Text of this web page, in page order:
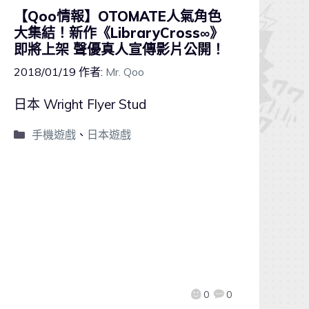
【Qoo情報】OTOMATE人氣角色
大集結！新作《LibraryCross∞》
即將上架 聲優真人宣傳影片公開！
2018/01/19 作者: Mr. Qoo
0 0
日本 Wright Flyer Stud
手機遊戲、 日本遊戲